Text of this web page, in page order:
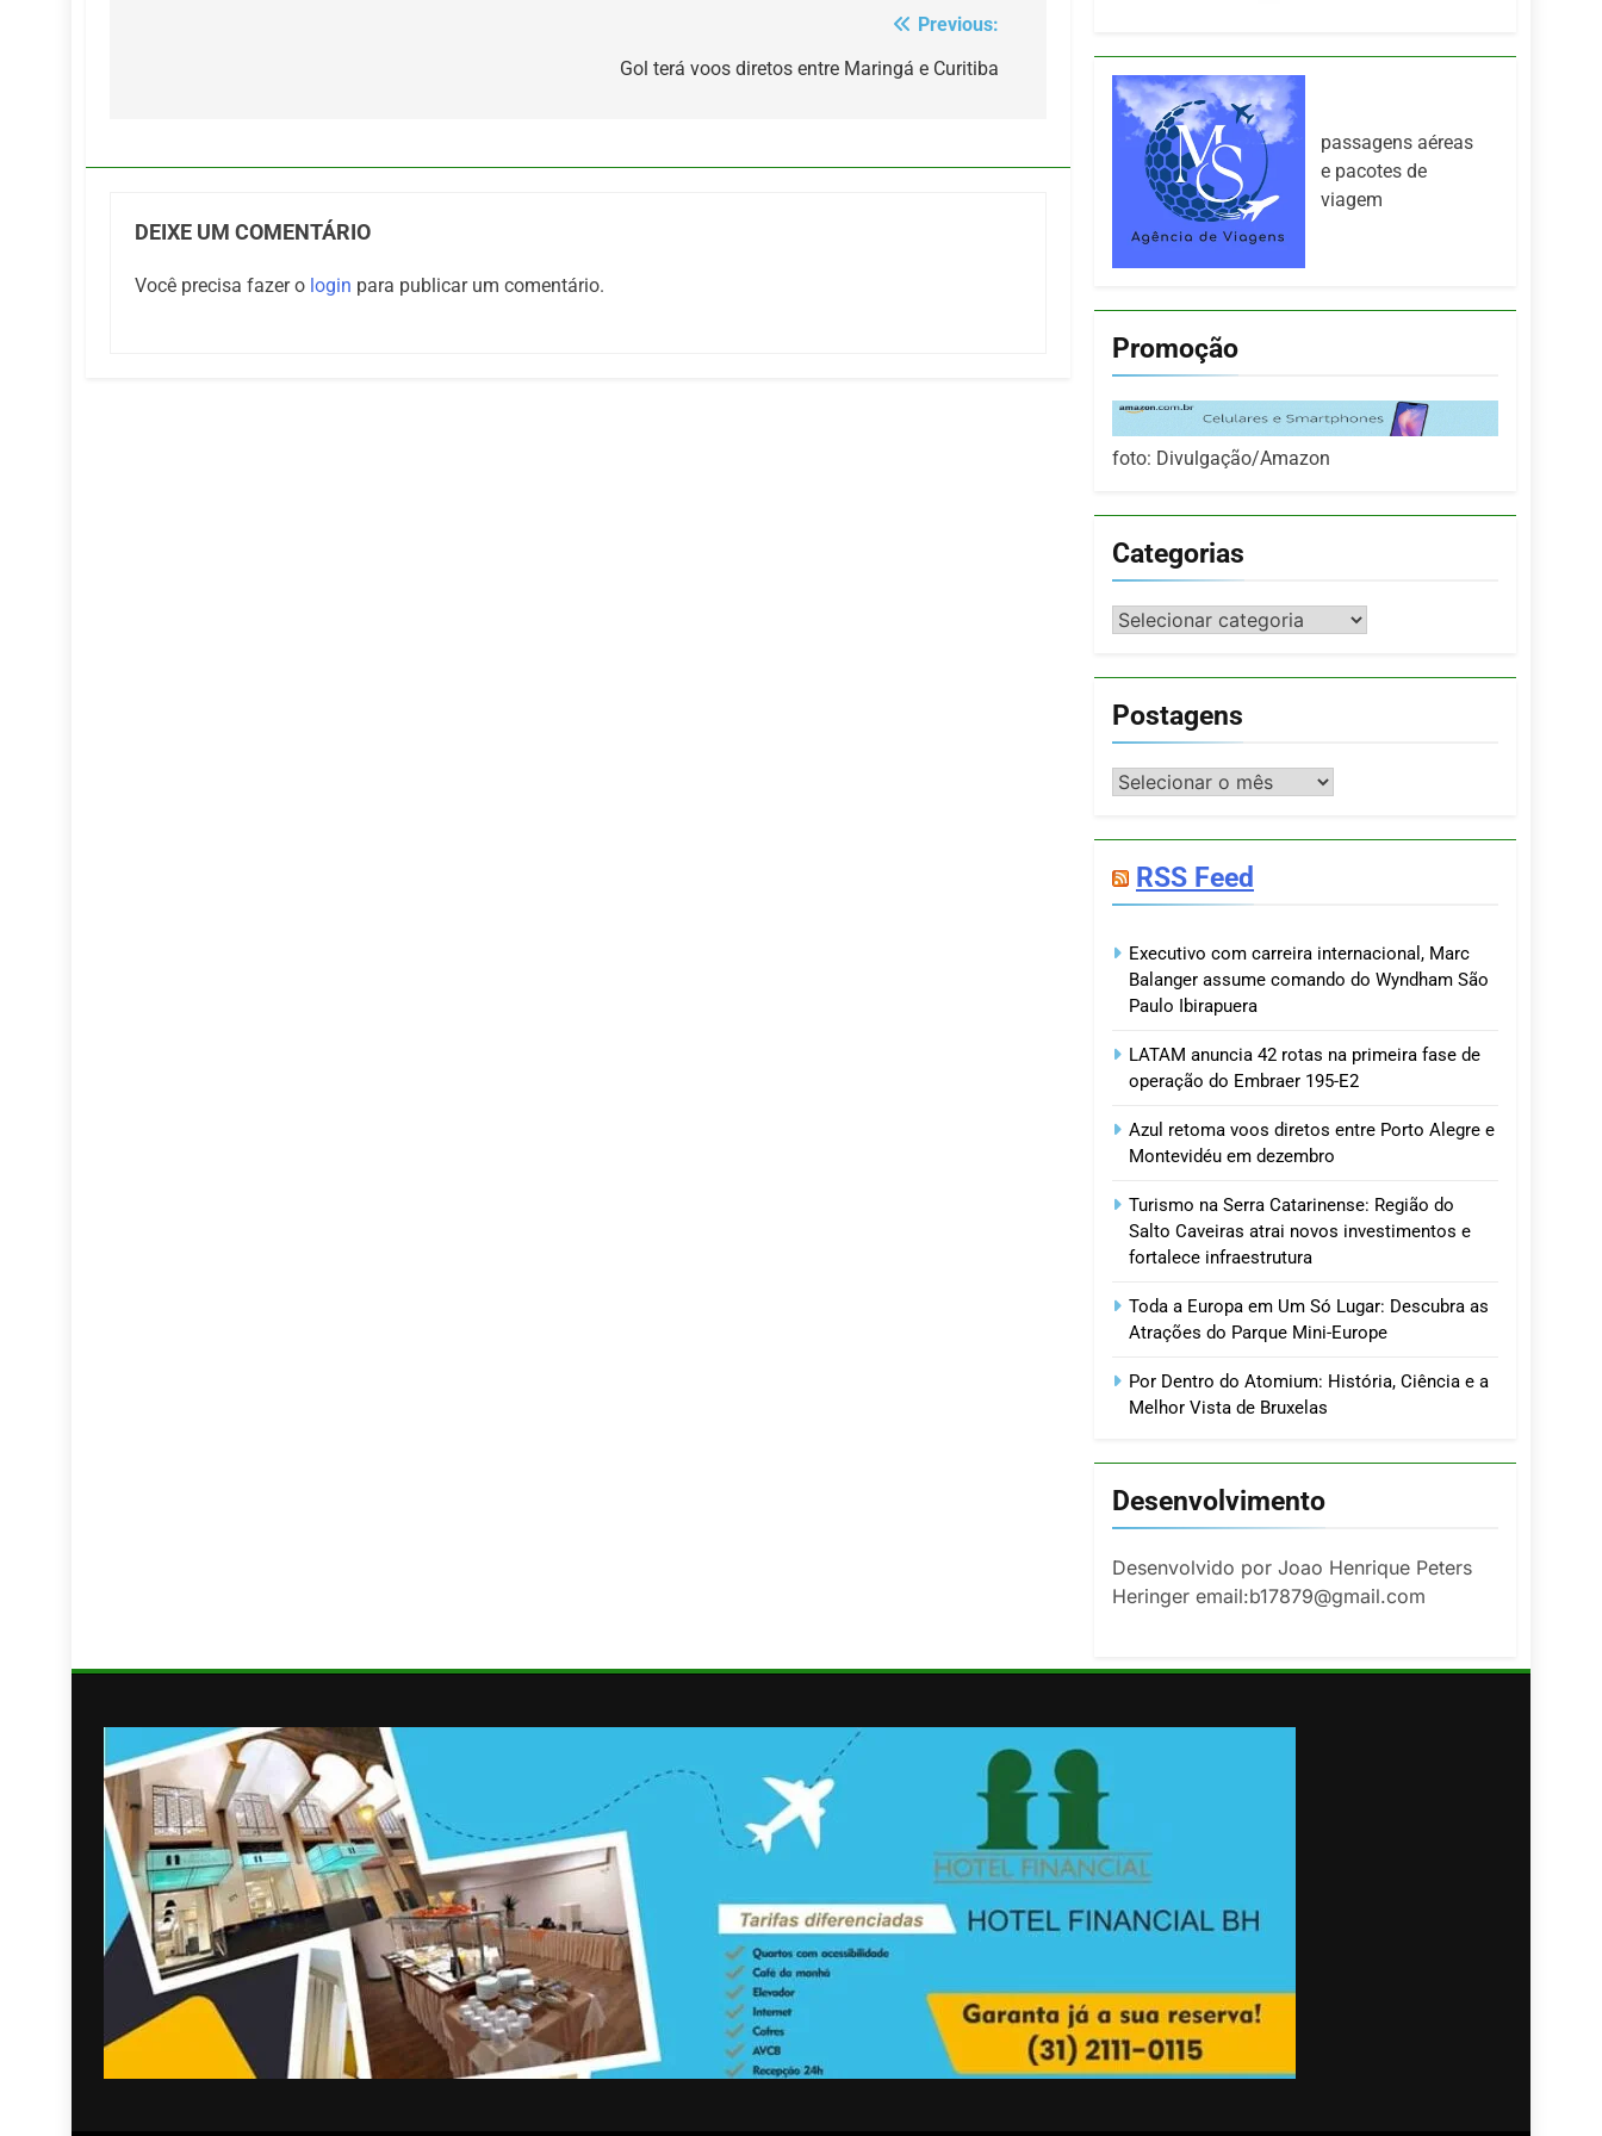
Previous:
Gol terá voos diretos entre Maringá e Curitiba
DEIXE UM COMENTÁRIO
Você precisa fazer o login para publicar um comentário.
passagens aéreas
e pacotes de
viagem
Promoção
foto: Divulgação/Amazon
Categorias
Categorias
Postagens
Postagens
RSS Feed
Executivo com carreira internacional, Marc
Balanger assume comando do Wyndham São
Paulo Ibirapuera
LATAM anuncia 42 rotas na primeira fase de
operação do Embraer 195-E2
Azul retoma voos diretos entre Porto Alegre e
Montevidéu em dezembro
Turismo na Serra Catarinense: Região do
Salto Caveiras atrai novos investimentos e
fortalece infraestrutura
Toda a Europa em Um Só Lugar: Descubra as
Atrações do Parque Mini-Europe
Por Dentro do Atomium: História, Ciência e a
Melhor Vista de Bruxelas
Desenvolvimento
Desenvolvido por Joao Henrique Peters
Heringer email:b17879@gmail.com